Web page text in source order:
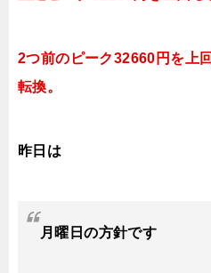
2つ前のピーク32660円を上
転換。
昨日は
月曜日の方針です